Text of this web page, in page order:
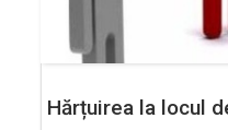
Hărțuirea la locul